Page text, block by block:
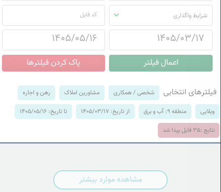
شرایط واگذاری
فیلترهای انتخابی شخصی / همکاری مشاورین املاک رهن و اجاره
ویلایی منطقه 9: آب و برق از تاریخ: 1405/03/17 تا تاریخ: 1405/05/16
نتایج :35 فایل پیدا شد
مشاهده موارد بیشتر